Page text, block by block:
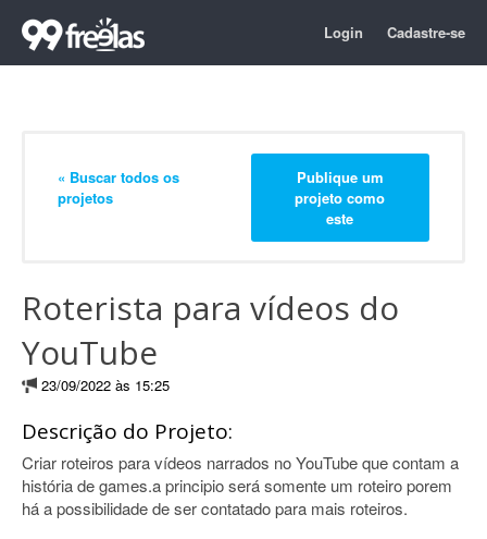
Login Cadastre-se
« Buscar todos os
projetos
Publique um
projeto como
este
Roterista para vídeos do
YouTube
23/09/2022 às 15:25
Descrição do Projeto:
Criar roteiros para vídeos narrados no YouTube que contam a
história de games.a principio será somente um roteiro porem
há a possibilidade de ser contatado para mais roteiros.